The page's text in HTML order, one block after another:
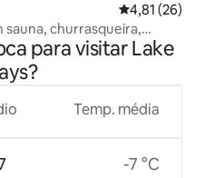
4,81 de uma
4,81 (26)
sauna, churrasqueira,
para visitar Lake
Temp. média
-7 °C